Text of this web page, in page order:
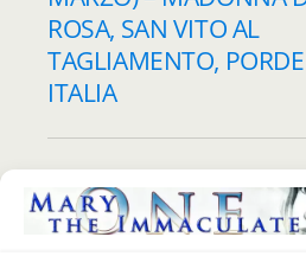
ROSA, SAN VITO AL
TAGLIAMENTO,
ITALIA
Back to